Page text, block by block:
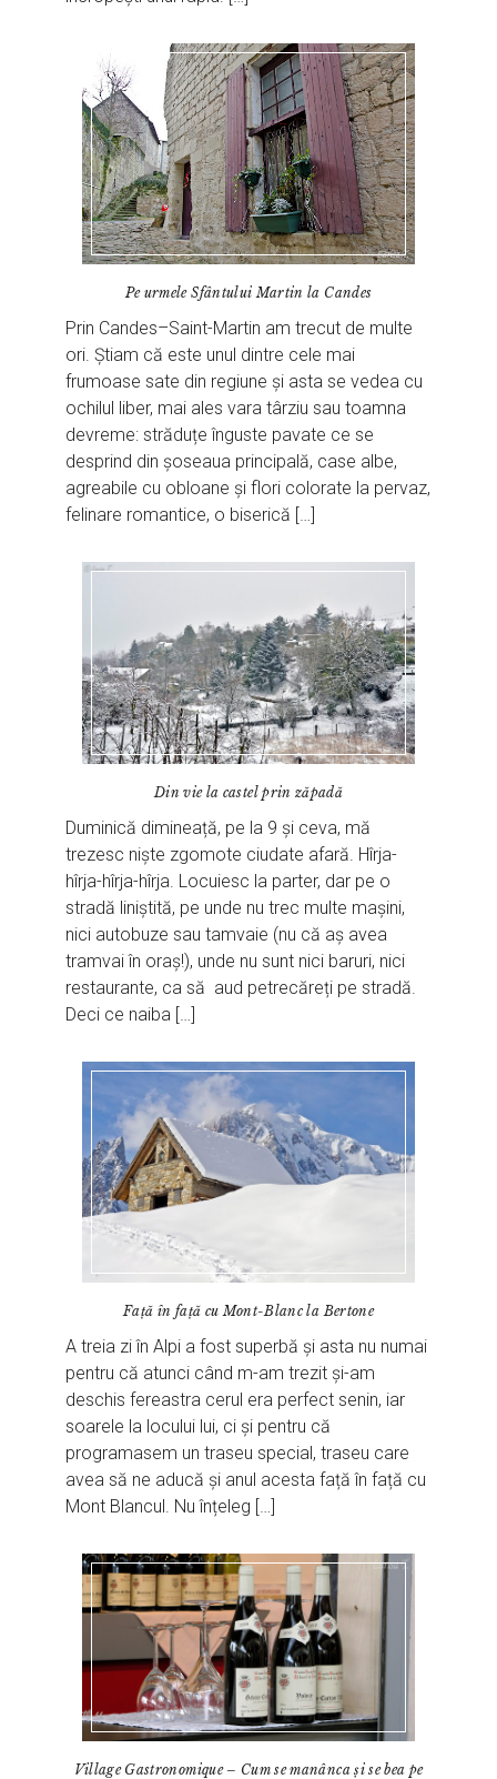
Pe urmele Sfântului Martin la Candes
Prin Candes–Saint-Martin am trecut de multe
ori. Știam că este unul dintre cele mai
frumoase sate din regiune și asta se vedea cu
ochilul liber, mai ales vara târziu sau toamna
devreme: străduțe înguste pavate ce se
desprind din șoseaua principală, case albe,
agreabile cu obloane și flori colorate la pervaz,
felinare romantice, o biserică […]
Din vie la castel prin zăpadă
Duminică dimineață, pe la 9 și ceva, mă
trezesc niște zgomote ciudate afară. Hîrja-
hîrja-hîrja-hîrja. Locuiesc la parter, dar pe o
stradă liniștită, pe unde nu trec multe mașini,
nici autobuze sau tamvaie (nu că aș avea
tramvai în oraș!), unde nu sunt nici baruri, nici
restaurante, ca să aud petrecăreți pe stradă.
Deci ce naiba […]
Față în față cu Mont-Blanc la Bertone
A treia zi în Alpi a fost superbă și asta nu numai
pentru că atunci când m-am trezit și-am
deschis fereastra cerul era perfect senin, iar
soarele la locului lui, ci și pentru că
programasem un traseu special, traseu care
avea să ne aducă și anul acesta față în față cu
Mont Blancul. Nu înțeleg […]
Village Gastronomique – Cum se manânca și se bea pe